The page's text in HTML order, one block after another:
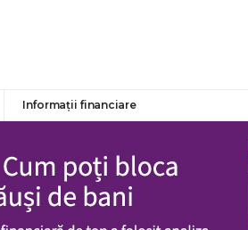
Informații financiare